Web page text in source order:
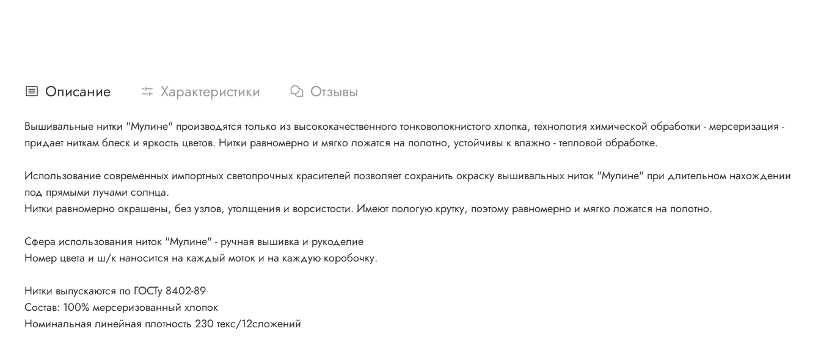
Описание Характеристики Отзывы
Вышивальные нитки "Мулине" производятся только из высококачественного тонковолокнистого хлопка, технология химической обработки - мерсеризация -
придает ниткам блеск и яркость цветов. Нитки равномерно и мягко ложатся на полотно, устойчивы к влажно - тепловой обработке.
Использование современных импортных светопрочных красителей позволяет сохранить окраску вышивальных ниток "Мулине" при длительном нахождении
под прямыми лучами солнца.
Нитки равномерно окрашены, без узлов, утолщения и ворсистости. Имеют пологую крутку, поэтому равномерно и мягко ложатся на полотно.
Сфера использования ниток "Мулине" - ручная вышивка и рукоделие
Номер цвета и ш/к наносится на каждый моток и на каждую коробочку.
Нитки выпускаются по ГОСТу 8402-89
Состав: 100% мерсеризованный хлопок
Номинальная линейная плотность 230 текс/12сложений